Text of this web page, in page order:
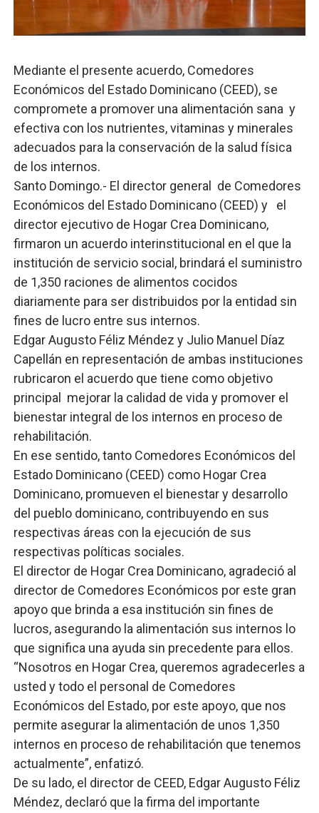
MICM y CECCOM retienen 213,355 galones de
Bienes Nacionales recauda más de RD 57 millones en
Residentes en San Juan beneficiados con jornada
El magistrado Henry Molina decidió no seguir en la
Mediante el presente acuerdo, Comedores
Económicos del Estado Dominicano (CEED), se
compromete a promover una alimentación sana y
efectiva con los nutrientes, vitaminas y minerales
adecuados para la conservación de la salud física
de los internos.
Santo Domingo.- El director general de Comedores
Económicos del Estado Dominicano (CEED) y el
director ejecutivo de Hogar Crea Dominicano,
firmaron un acuerdo interinstitucional en el que la
institución de servicio social, brindará el suministro
de 1,350 raciones de alimentos cocidos
diariamente para ser distribuidos por la entidad sin
fines de lucro entre sus internos.
Edgar Augusto Féliz Méndez y Julio Manuel Díaz
Capellán en representación de ambas instituciones
rubricaron el acuerdo que tiene como objetivo
principal mejorar la calidad de vida y promover el
bienestar integral de los internos en proceso de
rehabilitación.
En ese sentido, tanto Comedores Económicos del
Estado Dominicano (CEED) como Hogar Crea
Dominicano, promueven el bienestar y desarrollo
del pueblo dominicano, contribuyendo en sus
respectivas áreas con la ejecución de sus
respectivas políticas sociales.
El director de Hogar Crea Dominicano, agradeció al
director de Comedores Económicos por este gran
apoyo que brinda a esa institución sin fines de
lucros, asegurando la alimentación sus internos lo
que significa una ayuda sin precedente para ellos.
“Nosotros en Hogar Crea, queremos agradecerles a
usted y todo el personal de Comedores
Económicos del Estado, por este apoyo, que nos
permite asegurar la alimentación de unos 1,350
internos en proceso de rehabilitación que tenemos
actualmente”, enfatizó.
De su lado, el director de CEED, Edgar Augusto Féliz
Méndez, declaró que la firma del importante